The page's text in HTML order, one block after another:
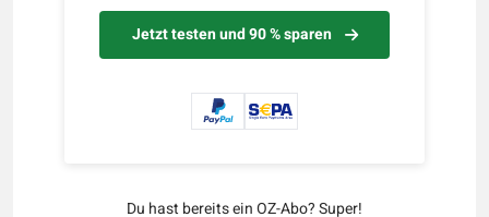
Jetzt testen und 90 % sparen
Du hast bereits ein OZ-Abo? Super!